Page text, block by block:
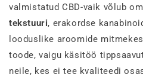
valmistatud CBD-vaik võlub
tekstuuri, erakordse
looduslike aroomide
toode, vaigu käsitöö
neile, kes ei tee kvaliteedi